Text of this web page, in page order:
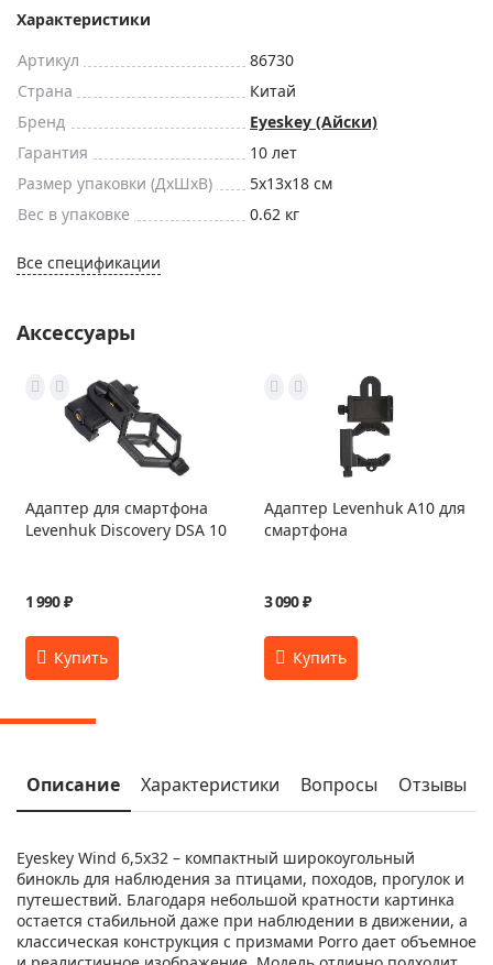
Характеристики
Артикул
86730
Страна
Китай
Бренд
Eyeskey (Айски)
Гарантия
10 лет
Размер упаковки (ДxШxВ)
5x13x18 см
Вес в упаковке
0.62 кг
Все спецификации
Аксессуары
Адаптер для смартфона
Levenhuk Discovery DSA 10
1 990 ₽
Адаптер Levenhuk A10 для
смартфона
3 090 ₽
Описание Характеристики Вопросы Отзывы
Eyeskey Wind 6,5x32 – компактный широкоугольный
бинокль для наблюдения за птицами, походов, прогулок и
путешествий. Благодаря небольшой кратности картинка
остается стабильной даже при наблюдении в движении, а
классическая конструкция с призмами Porro дает объемное